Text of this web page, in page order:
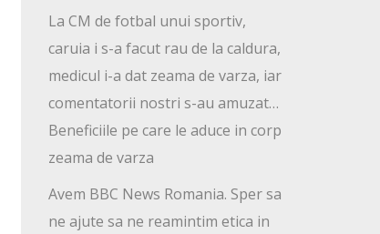
La CM de fotbal unui sportiv,
caruia i s-a facut rau de la caldura,
medicul i-a dat zeama de varza, iar
comentatorii nostri s-au amuzat…
Beneficiile pe care le aduce in corp
zeama de varza
Avem BBC News Romania. Sper sa
ne ajute sa ne reamintim etica in